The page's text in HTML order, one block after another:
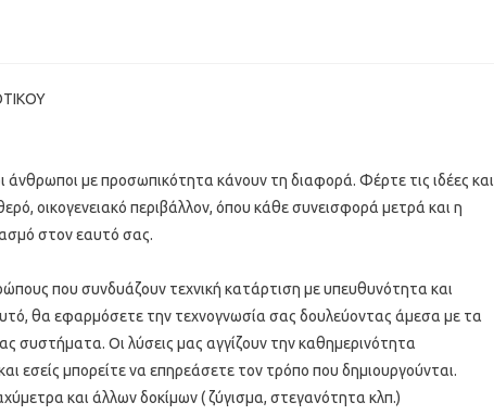
άνθρωποι με προσωπικότητα κάνουν τη διαφορά. Φέρτε τις ιδέες και
οικογενειακό περιβάλλον, όπου κάθε συνεισφορά μετρά και η
στον εαυτό σας.
που συνδυάζουν τεχνική κατάρτιση με υπευθυνότητα και
θα εφαρμόσετε την τεχνογνωσία σας δουλεύοντας άμεσα με τα
συστήματα. Οι λύσεις μας αγγίζουν την καθημερινότητα
εσείς μπορείτε να επηρεάσετε τον τρόπο που δημιουργούνται.
και άλλων δοκίμων ( ζύγισμα, στεγανότητα κλπ.)